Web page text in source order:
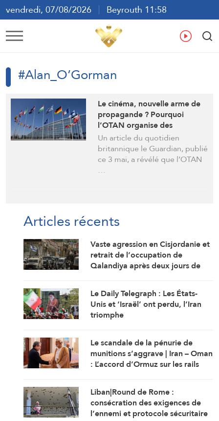
vendredi, 07/08/2026
Beyrouth 11:58
ع
#Alan_O’Gorman
Le cinéma, nouvelle arme de
propagande ? Pourquoi
l’OTAN organise des
rencontres secrètes avec des
cinéastes
Un article du quotidien
britannique le Guardian, publié
ce 3 mai, a révélé que l’OTAN
…
Articles récents
Vaste agression en Cisjordanie et
retrait de l’occupation de
Qalandiya après deux jours de
Le Daily Telegraph : Les États-
Unis et ‘Israël’ ont perdu, l’Iran
triomphe
Le scandale de la pénurie de
munitions s’aggrave | Iran – Oman
: L’accord d’Ormuz sur les rails
Liban|Round de Rome :
consécration des exigences de
l’ennemi et protocole sécuritaire